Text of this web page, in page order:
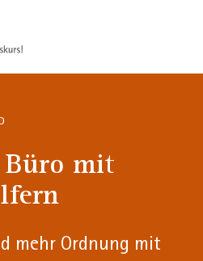
mit
mehr Ordnung mit